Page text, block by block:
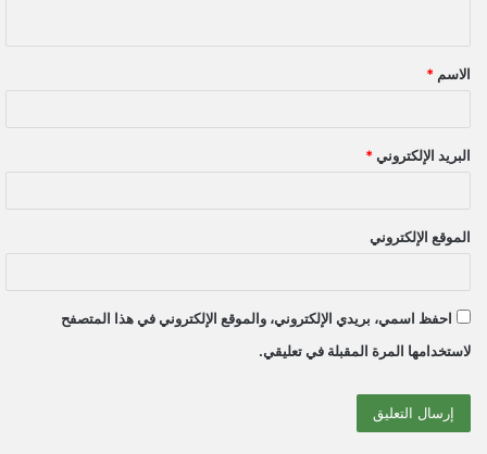
ق
*
الاسم *
البريد الإلكتروني *
الموقع الإلكتروني
احفظ اسمي، بريدي الإلكتروني، والموقع الإلكتروني في هذا المتصفح
لاستخدامها المرة المقبلة في تعليقي.